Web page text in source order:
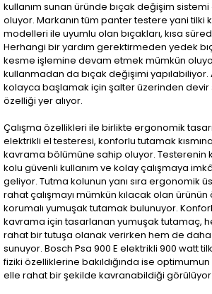
kullanım sunan üründe bıçak değişim
oluyor. Markanın tüm panter testere yani tilki
modelleri ile uyumlu olan bıçakları, kısa
Herhangi bir yardım gerektirmeden yedek
kesme işlemine devam etmek mümkün
kullanmadan da bıçak değişimi yapılabiliyor.
kolayca başlamak için şalter üzerinden devir
özelliği yer alıyor.
Çalışma özellikleri ile birlikte ergonomik
elektrikli el testeresi, konforlu tutamak
kavrama bölümüne sahip oluyor. Testerenin
kolu güvenli kullanım ve kolay çalışmaya
geliyor. Tutma kolunun yanı sıra ergonomik
rahat çalışmayı mümkün kılacak olan ürünün
korumalı yumuşak tutamak bulunuyor.
kavrama için tasarlanan yumuşak tutamaç,
rahat bir tutuşa olanak verirken hem de daha
sunuyor. Bosch Psa 900 E elektrikli 900 watt
fiziki özelliklerine bakıldığında ise
elle rahat bir şekilde kavranabildiği görülüyor.